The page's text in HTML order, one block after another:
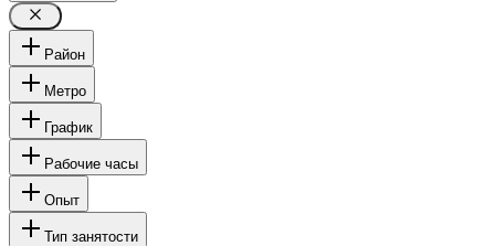
Район
Метро
График
Рабочие часы
Опыт
Тип занятости